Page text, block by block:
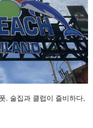
. 술집과 클럽이 즐비하다,